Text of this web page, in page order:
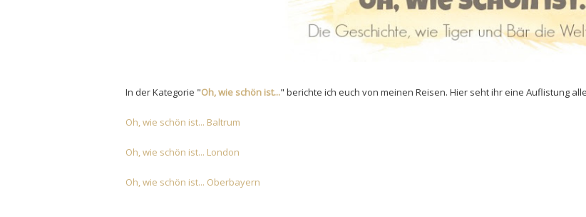
In der Kategorie "Oh, wie schön ist..." berichte ich euch von meinen Reisen. Hier seht ihr eine Auflistung
Oh, wie schön ist... Baltrum
Oh, wie schön ist... London
Oh, wie schön ist... Oberbayern